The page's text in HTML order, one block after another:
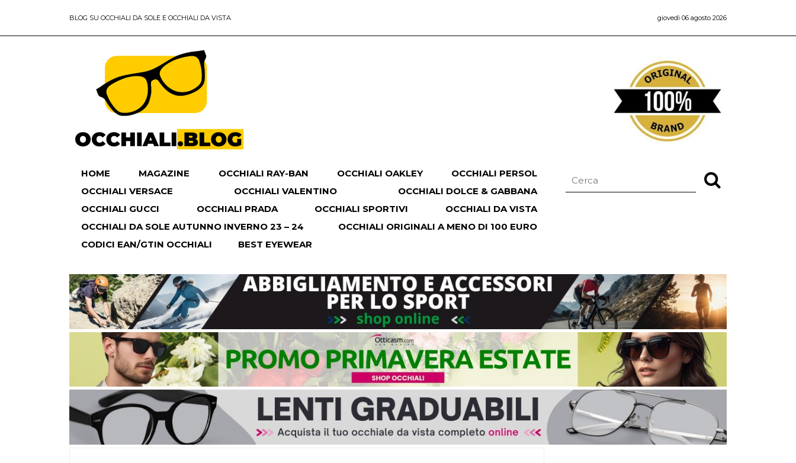
BLOG SU OCCHIALI DA SOLE E OCCHIALI DA VISTA giovedì 06 agosto 2026
HOME MAGAZINE OCCHIALI RAY-BAN OCCHIALI OAKLEY
OCCHIALI PERSOL
OCCHIALI VERSACE
OCCHIALI VALENTINO
OCCHIALI DOLCE & GABBANA
OCCHIALI GUCCI
OCCHIALI PRADA OCCHIALI SPORTIVI
OCCHIALI DA VISTA
OCCHIALI DA SOLE AUTUNNO INVERNO 23 – 24
OCCHIALI ORIGINALI A MENO DI 100 EURO
CODICI EAN/GTIN OCCHIALI
BEST EYEWEAR